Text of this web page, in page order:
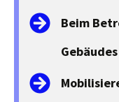
Beim